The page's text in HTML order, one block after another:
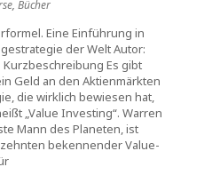
, Bücher
Eine Einführung in
der Welt Autor:
Es gibt
Geld an den Aktienmärkten
die wirklich bewiesen hat,
„Value Investing“. Warren
Mann des Planeten, ist
bekennender Value-